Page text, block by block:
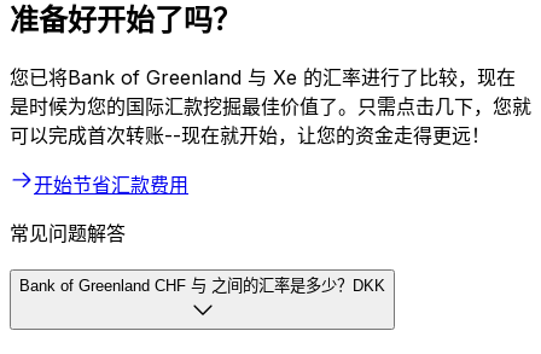
准备好开始了吗？
您已将Bank of Greenland 与 Xe 的汇率进行了比较，现在
是时候为您的国际汇款挖掘最佳价值了。只需点击几下，您就
可以完成首次转账--现在就开始，让您的资金走得更远！
开始节省汇款费用
常见问题解答
Bank of Greenland CHF 与 之间的汇率是多少？DKK